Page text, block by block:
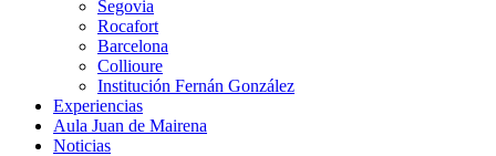
Segovia
Rocafort
Barcelona
Collioure
Institución Fernán González
Experiencias
Aula Juan de Mairena
Noticias